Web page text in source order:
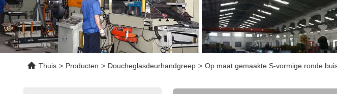
Thuis > Producten > Doucheglasdeurhandgreep > Op maat gemaakte S-vormige ronde